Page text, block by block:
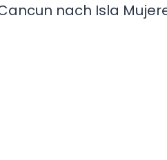
nach Isla